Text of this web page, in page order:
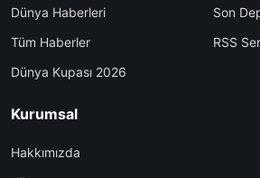
Dünya Haberleri
Tüm Haberler
Dünya Kupası 2026
Son
RSS
Kurumsal
Hakkımızda